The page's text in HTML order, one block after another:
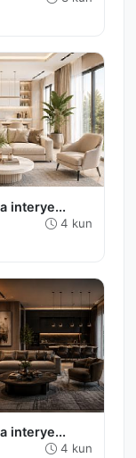
interye...
4 kun
interye...
4 kun